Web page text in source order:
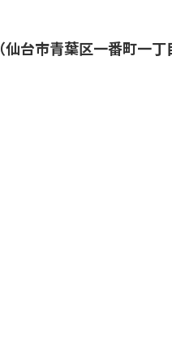
台市青葉区一番町一丁